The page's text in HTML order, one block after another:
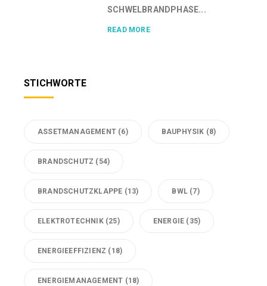
SCHWELBRANDPHASE...
READ MORE
STICHWORTE
ASSETMANAGEMENT (6) BAUPHYSIK (8)
BRANDSCHUTZ (54)
BRANDSCHUTZKLAPPE (13) BWL (7)
ELEKTROTECHNIK(25) ENERGIE (35)
ENERGIEEFFIZIENZ (18)
ENERGIEMANAGEMENT (18)